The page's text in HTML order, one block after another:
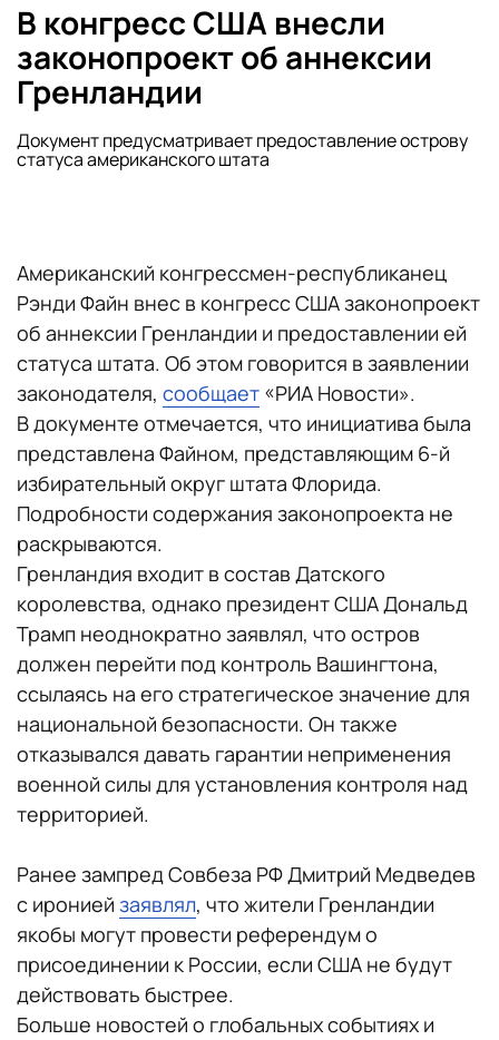
В конгресс США внесли
законопроект об аннексии
Гренландии
Документ предусматривает предоставление острову
статуса американского штата
Американский конгрессмен-республиканец
Рэнди Файн внес в конгресс США законопроект
об аннексии Гренландии и предоставлении ей
статуса штата. Об этом говорится в заявлении
законодателя, сообщает «РИА Новости».
В документе отмечается, что инициатива была
представлена Файном, представляющим 6-й
избирательный округ штата Флорида.
Подробности содержания законопроекта не
раскрываются.
Гренландия входит в состав Датского
королевства, однако президент США Дональд
Трамп неоднократно заявлял, что остров
должен перейти под контроль Вашингтона,
ссылаясь на его стратегическое значение для
национальной безопасности. Он также
отказывался давать гарантии неприменения
военной силы для установления контроля над
территорией.
Ранее зампред Совбеза РФ Дмитрий Медведев
с иронией заявлял, что жители Гренландии
якобы могут провести референдум о
присоединении к России, если США не будут
действовать быстрее.
Больше новостей о глобальных событиях и